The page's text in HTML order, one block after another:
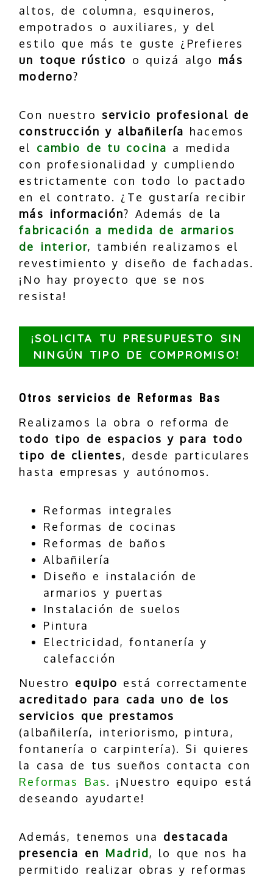
altos, de columna, esquineros,
empotrados o auxiliares, y del
estilo que más te guste ¿Prefieres
un toque rústico o quizá algo más
moderno?
Con nuestro servicio profesional de
construcción y albañilería hacemos
el cambio de tu cocina a medida
con profesionalidad y cumpliendo
estrictamente con todo lo pactado
en el contrato. ¿Te gustaría recibir
más información? Además de la
fabricación a medida de armarios
de interior, también realizamos el
revestimiento y diseño de fachadas.
¡No hay proyecto que se nos
resista!
¡SOLICITA TU PRESUPUESTO SIN
NINGÚN TIPO DE COMPROMISO!
Otros servicios de Reformas Bas
Realizamos la obra o reforma de
todo tipo de espacios y para todo
tipo de clientes, desde particulares
hasta empresas y autónomos.
Reformas integrales
Reformas de cocinas
Reformas de baños
Albañilería
Diseño e instalación de
armarios y puertas
Instalación de suelos
Pintura
Electricidad, fontanería y
calefacción
Nuestro equipo está correctamente
acreditado para cada uno de los
servicios que prestamos
(albañilería, interiorismo, pintura,
fontanería o carpintería). Si quieres
la casa de tus sueños contacta con
Reformas Bas. ¡Nuestro equipo está
deseando ayudarte!
Además, tenemos una destacada
presencia en Madrid, lo que nos ha
permitido realizar obras y reformas